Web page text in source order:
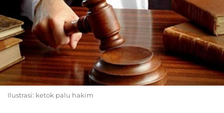
Ilustrasi: ketok palu hakim